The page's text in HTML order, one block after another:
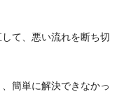
て、悪い流れを断ち切
簡単に解決できなかっ